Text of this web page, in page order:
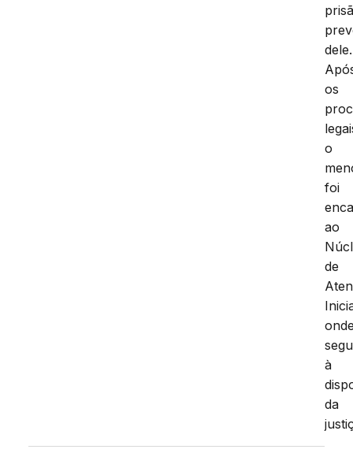
dele.
os
o
foi
ao
de
à
da